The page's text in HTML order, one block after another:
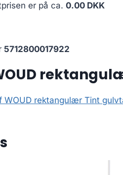
er på ca. 0.00 DKK
5712800017922
WOUD rektangulær Tint